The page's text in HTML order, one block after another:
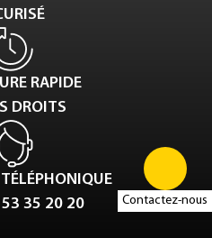
Contactez-nous
RAPIDE
DROITS
35 20 20